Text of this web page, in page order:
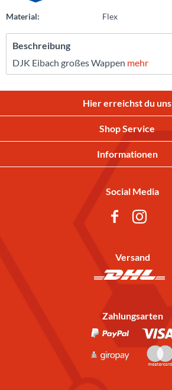
Material: Flex
Beschreibung
DJK Eibach großes Wappen mehr
Hier erreichst du uns
Shop Service
Informationen
Social Media
Versand
Zahlungsarten